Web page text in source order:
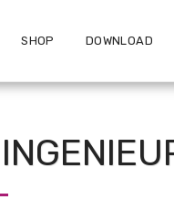
SHOP DOWNLOAD